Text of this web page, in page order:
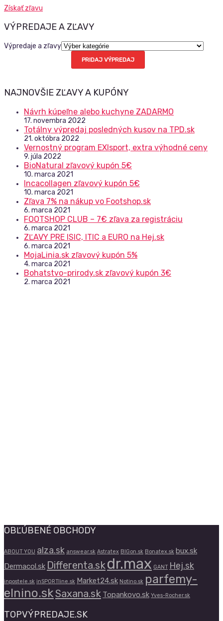
Získať zľavu
VÝPREDAJE A ZĽAVY
Výpredaje a zľavy
PRIDAJ VÝPREDAJ
NAJNOVŠIE ZĽAVY A KUPÓNY
Návrh kúpeľne alebo kuchyne ZADARMO
17. novembra 2022
Totálny výpredaj posledných kusov na TPD.sk
21. októbra 2022
Vernostný program EXIsport, extra výhodné ceny
9. júla 2022
BioNatural zľavový kupón 5€
10. marca 2021
Incacollagen zľavový kupón 5€
10. marca 2021
Zľava 7% na nákup vo Footshop.sk
6. marca 2021
FOOTSHOP CLUB – 7€ zľava za registráciu
6. marca 2021
ZĽAVY PRE ISIC, ITIC a EURO na Hej.sk
6. marca 2021
MojaLinia.sk zľavový kupón 5%
4. marca 2021
Bohatstvo-prirody.sk zľavový kupón 3€
2. marca 2021
OBĽÚBENÉ OBCHODY
ABOUT YOU alza.sk answear.sk Astratex BIGon.sk Bonatex.sk bux.sk
Dermacol.sk Differenta.skdr.max GANT Hej.sk
inpostele.sk inSPORTline.sk Market24.sk Notino.sk parfemy-
elnino.skSaxana.sk Topankovo.sk Yves-Rocher.sk
TOPVÝPREDAJE.SK